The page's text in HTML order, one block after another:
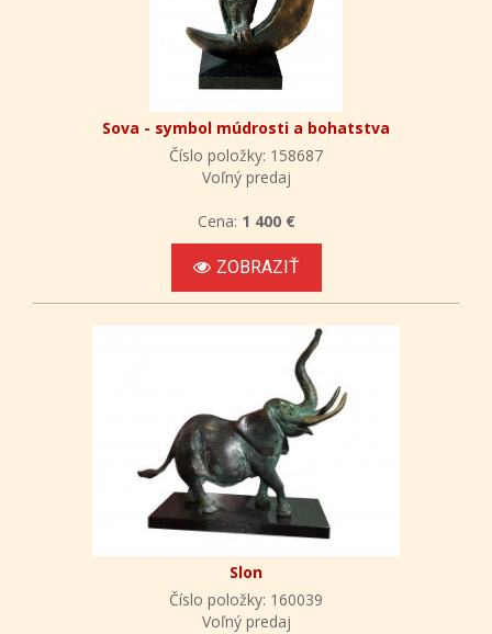
Sova - symbol múdrosti a bohatstva
Číslo položky: 158687
Voľný predaj
Cena: 1 400 €
ZOBRAZIŤ
Slon
Číslo položky: 160039
Voľný predaj